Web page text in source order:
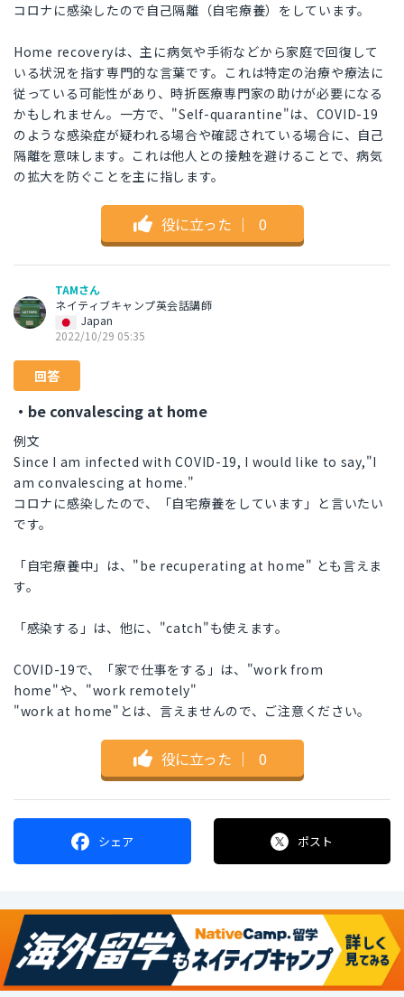
コロナに感染したので自己隔離（自宅療養）をしています。
Home recoveryは、主に病気や手術などから家庭で回復して
いる状況を指す専門的な言葉です。これは特定の治療や療法に
従っている可能性があり、時折医療専門家の助けが必要になる
かもしれません。一方で、"Self-quarantine"は、COVID-19
のような感染症が疑われる場合や確認されている場合に、自己
隔離を意味します。これは他人との接触を避けることで、病気
の拡大を防ぐことを主に指します。
役に立った ｜ 0
TAMさん
ネイティブキャンプ英会話講師
Japan
2022/10/29 05:35
回答
・be convalescing at home
例文
Since I am infected with COVID-19, I would like to say,"I
am convalescing at home."
コロナに感染したので、「自宅療養をしています」と言いたい
です。
「自宅療養中」は、"be recuperating at home" とも言えま
す。
「感染する」は、他に、"catch"も使えます。
COVID-19で、「家で仕事をする」は、"work from
home"や、"work remotely"
"work at home"とは、言えませんので、ご注意ください。
役に立った ｜ 0
シェア ポスト